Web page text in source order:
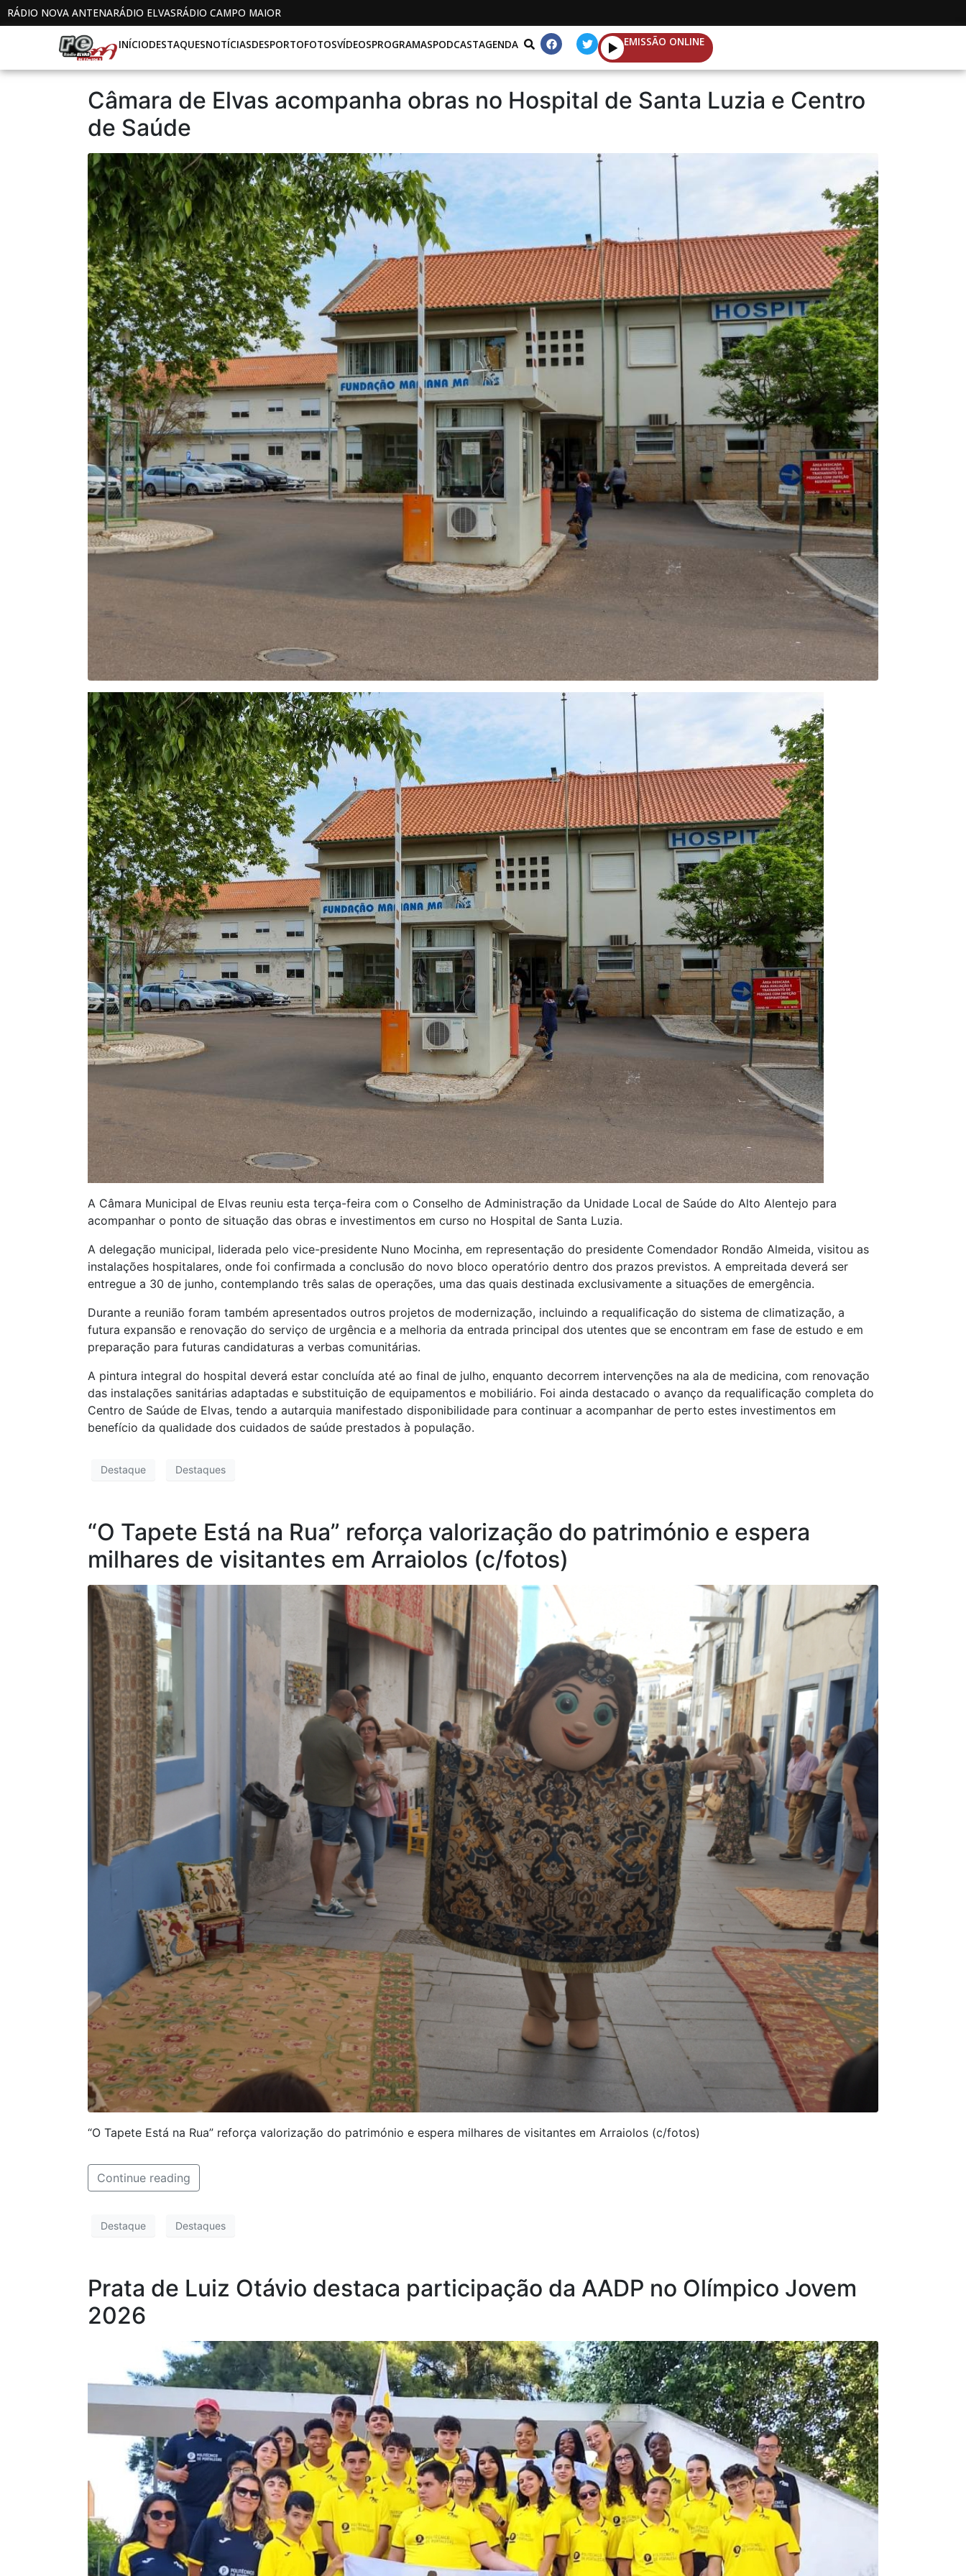
RÁDIO NOVA ANTENARÁDIO ELVASRÁDIO CAMPO MAIOR
INÍCIODESTAQUESNOTÍCIASDESPORTOFOTOSVÍDEOSPROGRAMASPODCASTAGENDA EMISSÃO ONLINE
Câmara de Elvas acompanha obras no Hospital de Santa Luzia e Centro
de Saúde
A Câmara Municipal de Elvas reuniu esta terça-feira com o Conselho de Administração da Unidade Local de Saúde do Alto Alentejo para
acompanhar o ponto de situação das obras e investimentos em curso no Hospital de Santa Luzia.
A delegação municipal, liderada pelo vice-presidente Nuno Mocinha, em representação do presidente Comendador Rondão Almeida, visitou as
instalações hospitalares, onde foi confirmada a conclusão do novo bloco operatório dentro dos prazos previstos. A empreitada deverá ser
entregue a 30 de junho, contemplando três salas de operações, uma das quais destinada exclusivamente a situações de emergência.
Durante a reunião foram também apresentados outros projetos de modernização, incluindo a requalificação do sistema de climatização, a
futura expansão e renovação do serviço de urgência e a melhoria da entrada principal dos utentes que se encontram em fase de estudo e em
preparação para futuras candidaturas a verbas comunitárias.
A pintura integral do hospital deverá estar concluída até ao final de julho, enquanto decorrem intervenções na ala de medicina, com renovação
das instalações sanitárias adaptadas e substituição de equipamentos e mobiliário. Foi ainda destacado o avanço da requalificação completa do
Centro de Saúde de Elvas, tendo a autarquia manifestado disponibilidade para continuar a acompanhar de perto estes investimentos em
benefício da qualidade dos cuidados de saúde prestados à população.
Destaque Destaques
“O Tapete Está na Rua” reforça valorização do património e espera
milhares de visitantes em Arraiolos (c/fotos)
“O Tapete Está na Rua” reforça valorização do património e espera milhares de visitantes em Arraiolos (c/fotos)
Continue reading
Destaque Destaques
Prata de Luiz Otávio destaca participação da AADP no Olímpico Jovem
2026